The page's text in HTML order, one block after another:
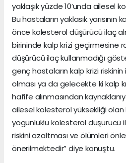
yaklaşık yüzde 10’unda ailesel
Bu hastaların yaklasık
önce kolesterol düşürücü ilaç
birininde kalp krizi geçirmesine
düşürücü ilaç kullanmadığı
genç hastaların kalp krizi
olması ya da gelecekte ki kalp
hafife alınmasından
ailesel kolesterol yüksekliği
yogunluklu kolesterol düşürücü
riskini azaltması ve ölümleri
önerilmektedir” diye konuştu.